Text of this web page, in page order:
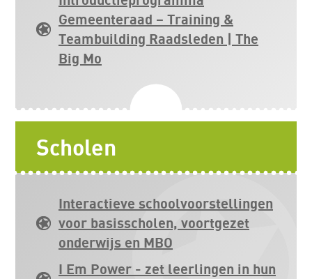
Gemeenteraad – Training &
Teambuilding Raadsleden | The
Big Mo
Scholen
Interactieve schoolvoorstellingen
voor basisscholen, voortgezet
onderwijs en MBO
I Em Power - zet leerlingen in hun